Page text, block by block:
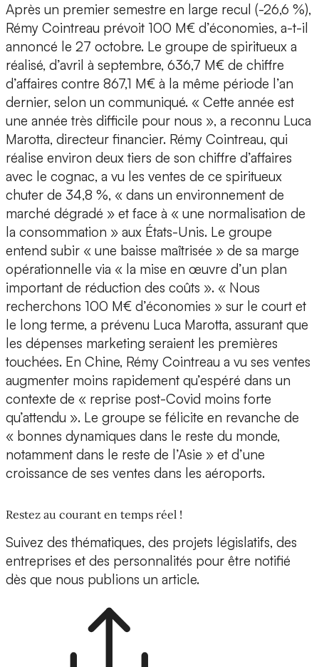
Après un premier semestre en large recul (-26,6 %),
Rémy Cointreau prévoit 100 M€ d’économies, a-t-il
annoncé le 27 octobre. Le groupe de spiritueux a
réalisé, d’avril à septembre, 636,7 M€ de chiffre
d’affaires contre 867,1 M€ à la même période l’an
dernier, selon un communiqué. « Cette année est
une année très difficile pour nous », a reconnu Luca
Marotta, directeur financier. Rémy Cointreau, qui
réalise environ deux tiers de son chiffre d’affaires
avec le cognac, a vu les ventes de ce spiritueux
chuter de 34,8 %, « dans un environnement de
marché dégradé » et face à « une normalisation de
la consommation » aux États-Unis. Le groupe
entend subir « une baisse maîtrisée » de sa marge
opérationnelle via « la mise en œuvre d’un plan
important de réduction des coûts ». « Nous
recherchons 100 M€ d’économies » sur le court et
le long terme, a prévenu Luca Marotta, assurant que
les dépenses marketing seraient les premières
touchées. En Chine, Rémy Cointreau a vu ses ventes
augmenter moins rapidement qu’espéré dans un
contexte de « reprise post-Covid moins forte
qu’attendu ». Le groupe se félicite en revanche de
« bonnes dynamiques dans le reste du monde,
notamment dans le reste de l’Asie » et d’une
croissance de ses ventes dans les aéroports.
Restez au courant en temps réel !
Suivez des thématiques, des projets législatifs, des
entreprises et des personnalités pour être notifié
dès que nous publions un article.